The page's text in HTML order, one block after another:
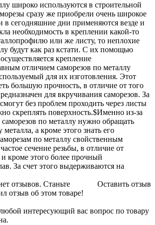
широко используются в строительной
сразу же приобрели очень широкое
в сегодняшние дни применяются везде и
необходимость в креплении какой-то
или же листу, то неплохие
будут как раз кстати. С их помощью
крепление
отличием саморезов по металлу
для их изготовления. Этот
большую прочность, в отличие от того
для вкручивания саморезов. За
без проблем проходить через листы
скреплять поверхность.$Именно из-за
по металлу нужно обращать
а кроме этого знать его
по металлу свойственным
сечение резьбы, в отличие от
и кроме этого более прочный
За счет этого выдерживаются на
Оставить отзыв
отзывов. Станьте
отзыв об этом товаре!
интересующий вас вопрос по товару